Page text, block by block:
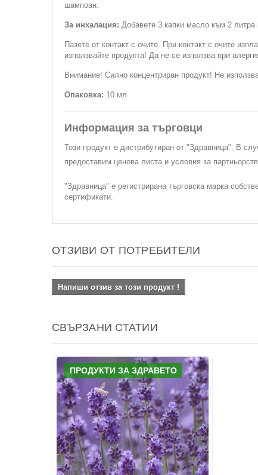
шампоан.
За инхалация: Добавете 3 капки масло към 2 литра
Пазете от контакт с очите. При контакт с очите
използвайте продукта! Да не се използва при
Внимание! Силно концентриран продукт! Не
Опаковка: 10 мл.
Информация за търговци
Този продукт е дистрибутиран от "Здравница". В
предоставим ценова листа и условия за
"Здравница" е регистрирана търговска марка
сертификати.
ОТЗИВИ ОТ ПОТРЕБИТЕЛИ
Напиши отзив за този продукт !
СВЪРЗАНИ СТАТИИ
ПРОДУКТИ ЗА ЗДРАВЕТО